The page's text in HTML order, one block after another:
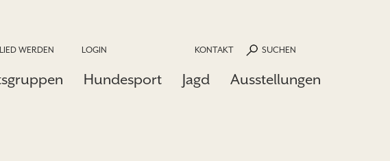
WERDEN LOGIN SUCHEN
KONTAKT
Hundesport Jagd Ausstellungen